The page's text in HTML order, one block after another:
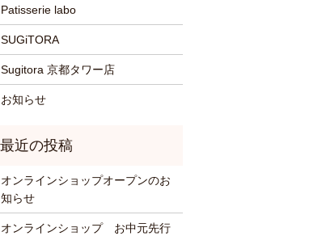
Patisserie labo
SUGiTORA
Sugitora 京都タワー店
お知らせ
オンラインショップオープンのお
知らせ
オンラインショップ お中元先行